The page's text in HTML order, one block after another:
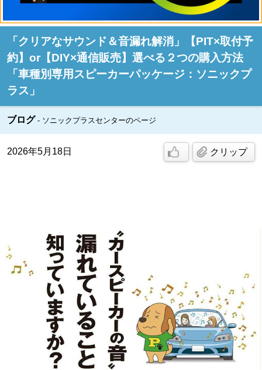
「クリアなサウンド＆音漏れ解消」【PIT×取付予
約】or【DIY×通信販売】選べる２つの購入方法
「車種別専用スピーカーパッケージ：ソニックプ
ラス」
ブログ ソニックプラスセンターのページ
2026年5月18日 クリップ